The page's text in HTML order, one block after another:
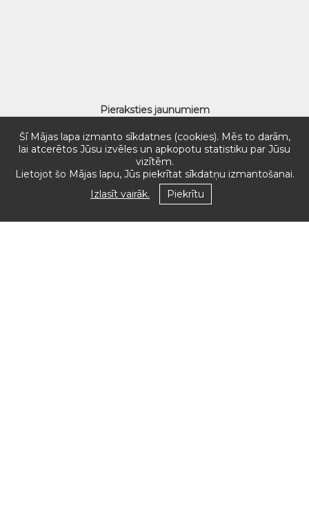
Pieraksties jaunumiem
Šī Mājas lapa izmanto sīkdatnes (cookies). Mēs to darām,
lai atcerētos Jūsu izvēles un apkopotu statistiku par Jūsu
vizītēm.
Lietojot šo Mājas lapu, Jūs piekrītat sīkdatņu izmantošanai.
Izlasīt vairāk.
Piekrītu